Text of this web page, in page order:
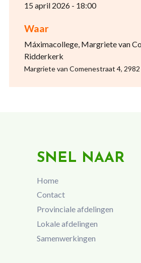
15 april 2026 - 18:00
Waar
Máximacollege, Margriete van
Ridderkerk
Margriete van Comenestraat 4,
SNEL NAAR
Home
Contact
Provinciale afdelingen
Lokale afdelingen
Samenwerkingen